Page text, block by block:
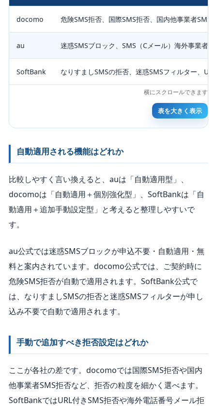
docomo 危険SMS拒否、国際SMS拒否、国内他事業者SMS
au 迷惑SMSブロック、SMS（Cメール）海外事業者
SoftBank なりすましSMSの拒否、迷惑SMSフィルター、
表を大きく表示
自動適用される機能はどれか
比較しやすく言い換えると、auは「自動適用型」、
docomoは「自動適用＋個別強化型」、SoftBankは「自
動適用＋追加手動設定型」と考えると整理しやすいで
す。
au公式では迷惑SMSブロックが申込不要・自動適用・無
料と案内されています。docomo公式では、ご契約時に
危険SMS拒否が自動で適用されます。SoftBank公式で
は、なりすましSMSの拒否と迷惑SMSフィルターが申し
込み不要で自動で適用されます。
手動で追加すべき拒否設定はどれか
ここが各社の差です。docomoでは国際SMS拒否や国内
他事業者SMS拒否など、拒否の粒度を細かく選べます。
SoftBankではURL付きSMS拒否や海外電話番号メール拒